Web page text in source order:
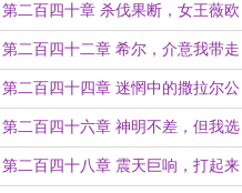
神器的希尔
第二百四十章 杀伐果断，女王薇欧
莱的成神之路开启
第二百四十二章 希尔，介意我带走
你的月树吗？
第二百四十四章 迷惘中的撒拉尔公
爵
第二百四十六章 神明不差，但我选
择魔法
第二百四十八章 震天巨响，打起来